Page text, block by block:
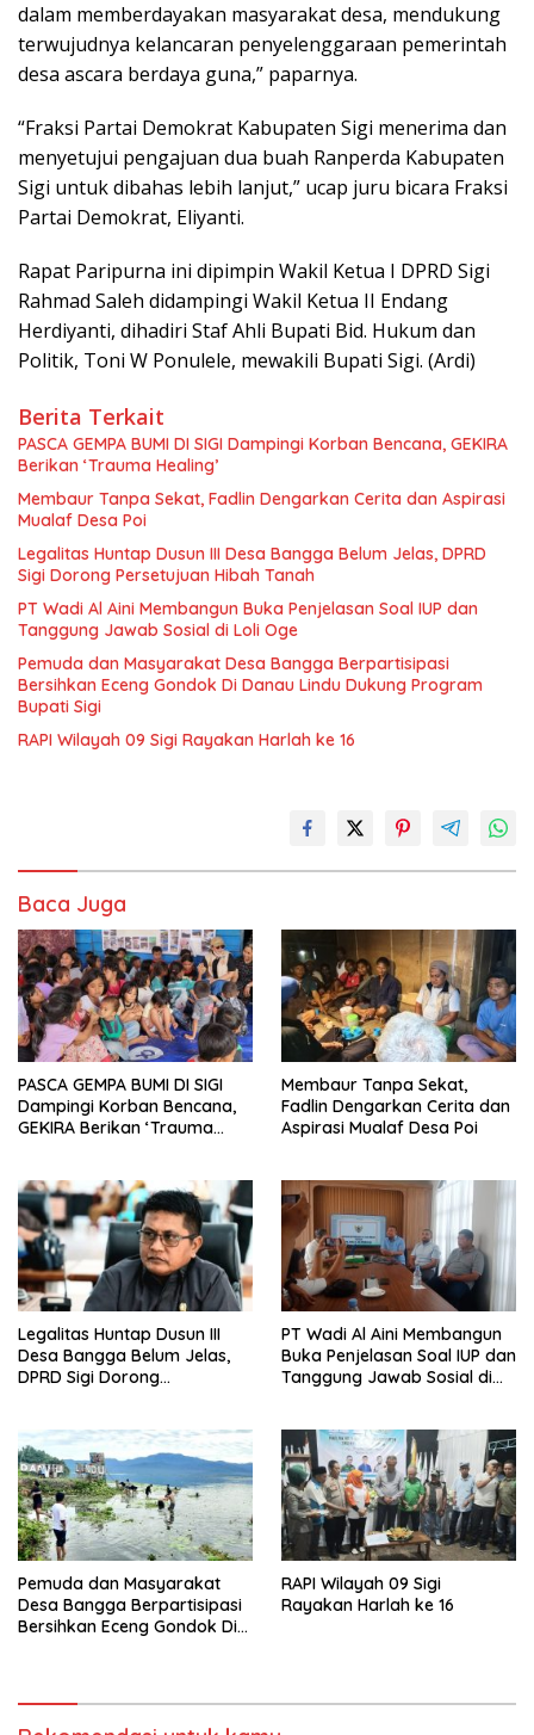
dalam memberdayakan masyarakat desa, mendukung
terwujudnya kelancaran penyelenggaraan pemerintah
desa ascara berdaya guna,” paparnya.
“Fraksi Partai Demokrat Kabupaten Sigi menerima dan
menyetujui pengajuan dua buah Ranperda Kabupaten
Sigi untuk dibahas lebih lanjut,” ucap juru bicara Fraksi
Partai Demokrat, Eliyanti.
Rapat Paripurna ini dipimpin Wakil Ketua I DPRD Sigi
Rahmad Saleh didampingi Wakil Ketua II Endang
Herdiyanti, dihadiri Staf Ahli Bupati Bid. Hukum dan
Politik, Toni W Ponulele, mewakili Bupati Sigi. (Ardi)
Berita Terkait
PASCA GEMPA BUMI DI SIGI Dampingi Korban Bencana, GEKIRA
Berikan ‘Trauma Healing’
Membaur Tanpa Sekat, Fadlin Dengarkan Cerita dan Aspirasi
Mualaf Desa Poi
Legalitas Huntap Dusun III Desa Bangga Belum Jelas, DPRD
Sigi Dorong Persetujuan Hibah Tanah
PT Wadi Al Aini Membangun Buka Penjelasan Soal IUP dan
Tanggung Jawab Sosial di Loli Oge
Pemuda dan Masyarakat Desa Bangga Berpartisipasi
Bersihkan Eceng Gondok Di Danau Lindu Dukung Program
Bupati Sigi
RAPI Wilayah 09 Sigi Rayakan Harlah ke 16
Baca Juga
PASCA GEMPA BUMI DI SIGI
Dampingi Korban Bencana,
GEKIRA Berikan ‘Trauma
Membaur Tanpa Sekat,
Fadlin Dengarkan Cerita dan
Aspirasi Mualaf Desa Poi
Legalitas Huntap Dusun III
Desa Bangga Belum Jelas,
DPRD Sigi Dorong
PT Wadi Al Aini Membangun
Buka Penjelasan Soal IUP dan
Tanggung Jawab Sosial di
Pemuda dan Masyarakat
Desa Bangga Berpartisipasi
Bersihkan Eceng Gondok Di
RAPI Wilayah 09 Sigi
Rayakan Harlah ke 16